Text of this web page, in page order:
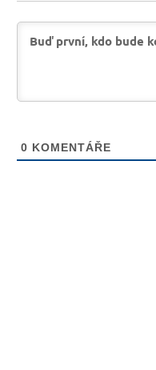
0 KOMENTÁŘE